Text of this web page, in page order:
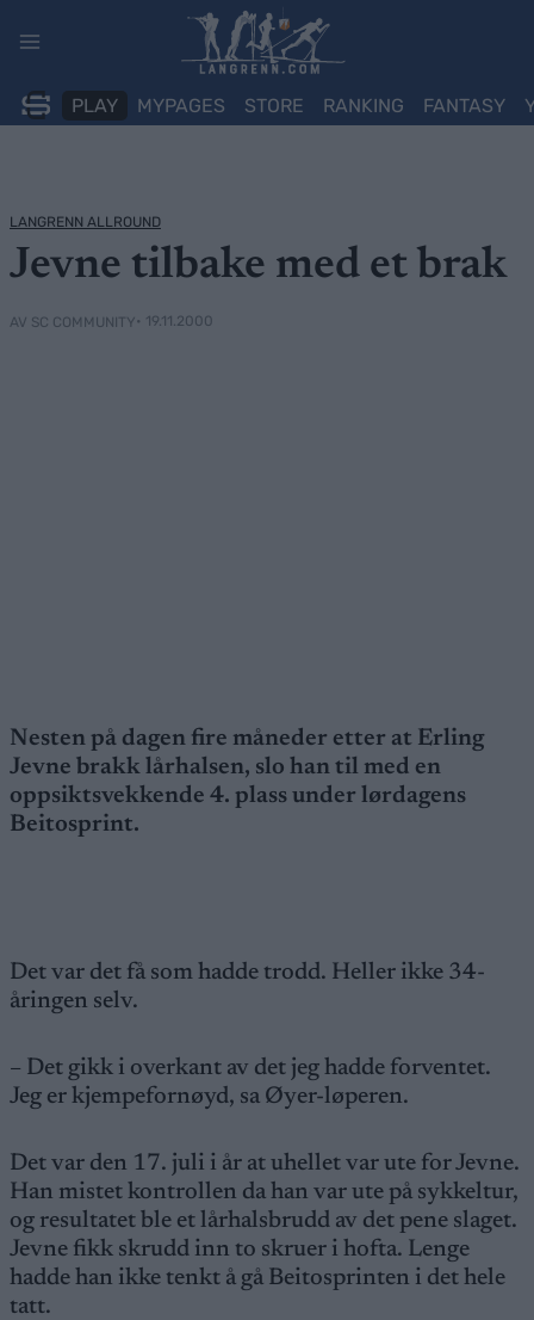
PLAY MYPAGES STORE RANKING FANTASY
LANGRENN ALLROUND
Jevne tilbake med et brak
AV SC COMMUNITY• 19.11.2000
Nesten på dagen fire måneder etter at Erling
Jevne brakk lårhalsen, slo han til med en
oppsiktsvekkende 4. plass under lørdagens
Beitosprint.
Det var det få som hadde trodd. Heller ikke 34-
åringen selv.
– Det gikk i overkant av det jeg hadde forventet.
Jeg er kjempefornøyd, sa Øyer-løperen.
Det var den 17. juli i år at uhellet var ute for Jevne.
Han mistet kontrollen da han var ute på sykkeltur,
og resultatet ble et lårhalsbrudd av det pene slaget.
Jevne fikk skrudd inn to skruer i hofta. Lenge
hadde han ikke tenkt å gå Beitosprinten i det hele
tatt.